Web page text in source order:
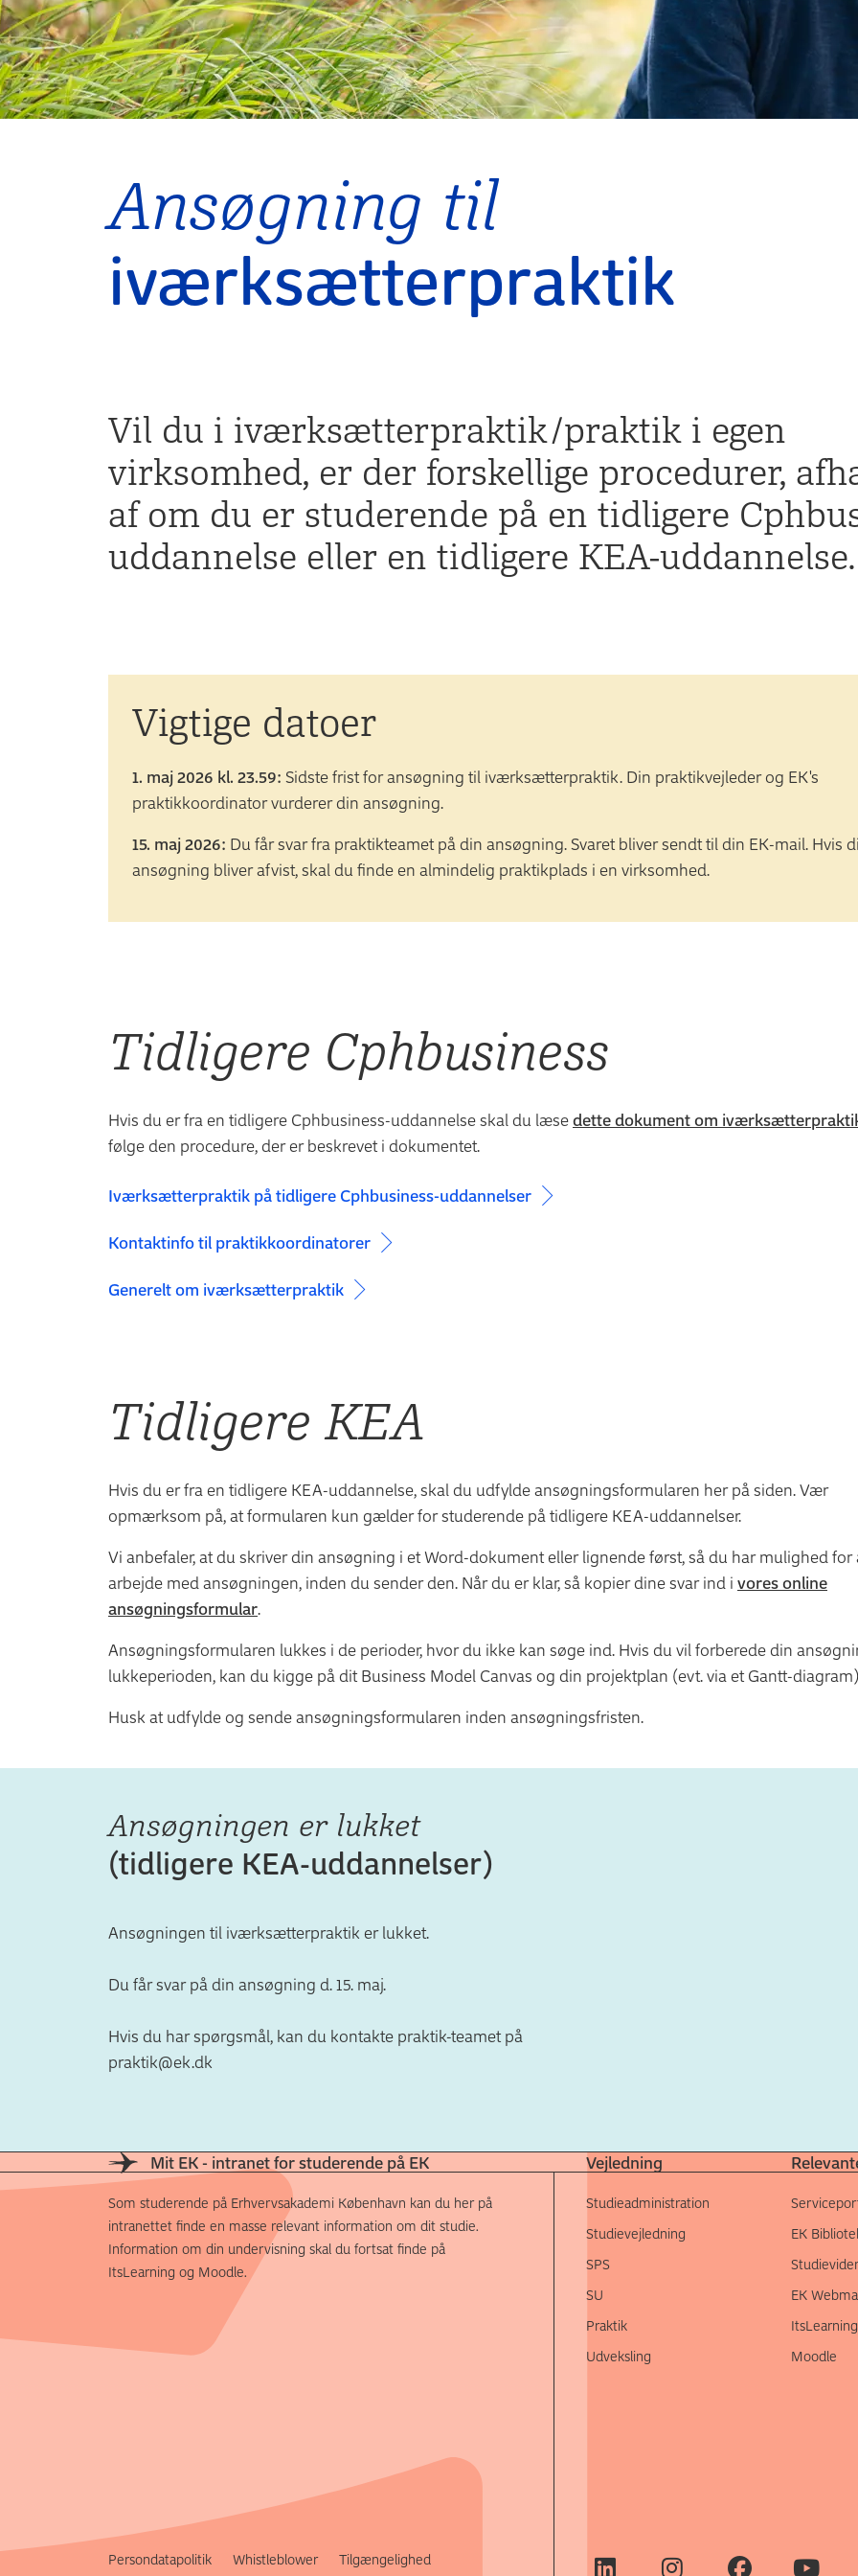
Ansøgning til
iværksætterpraktik
Vil du i iværksætterpraktik/praktik i egen
virksomhed, er der forskellige procedurer,
af om du er studerende på en tidligere
uddannelse eller en tidligere KEA-uddannelse.
Vigtige datoer
1. maj 2026 kl. 23.59: Sidste frist for ansøgning til iværksætterpraktik. Din praktikvejleder og EK's
praktikkoordinator vurderer din ansøgning.
15. maj 2026: Du får svar fra praktikteamet på din ansøgning. Svaret bliver sendt til din EK-mail. Hvis
ansøgning bliver afvist, skal du finde en almindelig praktikplads i en virksomhed.
Tidligere Cphbusiness
Hvis du er fra en tidligere Cphbusiness-uddannelse skal du læsedette dokument om
følge den procedure, der er beskrevet i dokumentet.
Iværksætterpraktik på tidligere Cphbusiness-uddannelser
Kontaktinfo til praktikkoordinatorer
Generelt om iværksætterpraktik
Tidligere KEA
Hvis du er fra en tidligere KEA-uddannelse, skal du udfylde ansøgnings­formu­laren her på siden. Vær
opmærksom på, at formularen kun gælder for studerende på tidligere KEA-uddannelser.
Vi anbefaler, at du skriver din ansøgning i et Word-dokument eller lignende først, så du har mulighed for
arbejde med ansøgningen, inden du sender den. Når du er klar, så kopier dine svar ind i vores online
ansøgningsformular.
Ansøgningsformularen lukkes i de perioder, hvor du ikke kan søge ind. Hvis du vil forberede din
lukkeperioden, kan du kigge på dit Business Model Canvas og din projektplan (evt. via et Gantt-
Husk at udfylde og sende ansøgningsformularen inden ansøgningsfristen.
Ansøgningen er lukket
(tidligere KEA-uddannelser)
Ansøgningen til iværksætterpraktik er lukket.
Du får svar på din ansøgning d. 15. maj.
Hvis du har spørgsmål, kan du kontakte praktik-teamet på
praktik@ek.dk
Mit EK - intranet for studerende på EK Vejledning
Som studerende på Erhvervsakademi København kan du her på
intranettet finde en masse relevant information om dit studie.
Information om din undervisning skal du fortsat finde på
ItsLearning og Moodle.
Studieadministration
Studievejledning
SPS
SU
Praktik
Udveksling
EK
EK
ItsLearning
Moodle
Persondatapolitik Whistleblower Tilgængelighed